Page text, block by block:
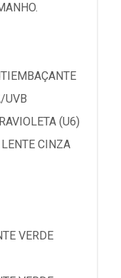
UVB
(U6)
CINZA
VERDE